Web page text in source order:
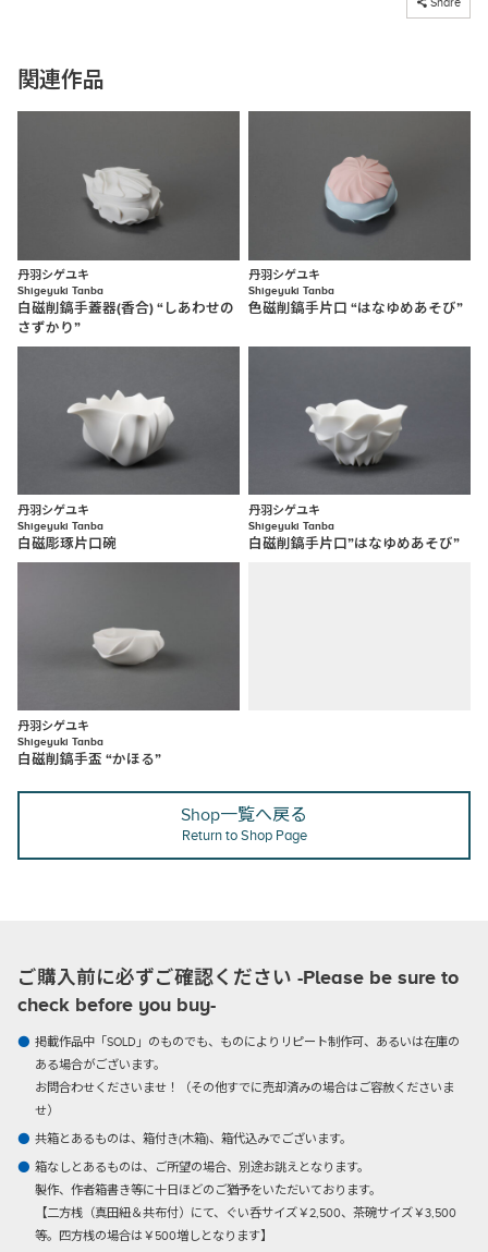
関連作品
丹羽シゲユキ
Shigeyuki Tanba
白磁削鎬手蓋器(香合) “しあわせの
さずかり”
丹羽シゲユキ
Shigeyuki Tanba
色磁削鎬手片口 “はなゆめあそび”
丹羽シゲユキ
Shigeyuki Tanba
白磁彫琢片口碗
丹羽シゲユキ
Shigeyuki Tanba
白磁削鎬手片口”はなゆめあそび”
丹羽シゲユキ
Shigeyuki Tanba
白磁削鎬手盃 “かほる”
Shop一覧へ戻る
Return to Shop Page
ご購入前に必ずご確認ください -Please be sure to
check before you buy-
掲載作品中「SOLD」のものでも、ものによりリピート制作可、あるいは在庫の
ある場合がございます。
お問合わせくださいませ！（その他すでに売却済みの場合はご容赦くださいま
せ）
共箱とあるものは、箱付き(木箱)、箱代込みでございます。
箱なしとあるものは、ご所望の場合、別途お誂えとなります。
製作、作者箱書き等に十日ほどのご猶予をいただいております。
【二方桟（真田紐＆共布付）にて、ぐい呑サイズ￥2,500、茶碗サイズ￥3,500
等。四方桟の場合は￥500増しとなります】